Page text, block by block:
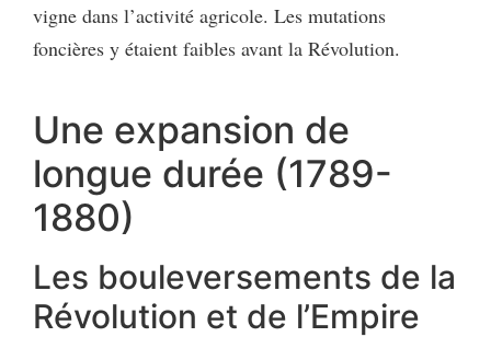
vigne dans l’activité agricole. Les mutations
foncières y étaient faibles avant la Révolution.
Une expansion de
longue durée (1789-
1880)
Les bouleversements de la
Révolution et de l’Empire